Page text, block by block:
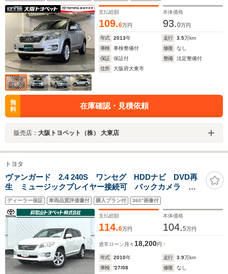
支払総額
109.6万円
本体価格
93.0万円
年式 2013年 走行 3.5万km
車検
車検整備付 修復
なし
保証
保証付 整備
法定整備付
住所
大阪府大東市
無
料
在庫確認・見積依頼
販売店： 大阪トヨペット（株） 大東店
トヨタ
ヴァンガード 2.4 240S ワンセグ HDDナビ DVD再
生 ミュージックプレイヤー接続可 バックカメラ
ETC HIDヘッドライト ワンオーナー 純正アルミホイ
ール
ディーラー保証 車両品質評価書付 購入プラン付 360°画像付
支払総額
114.6万円
本体価格
104.5万円
通常ローン 月々 18,200円
年式 2010年 走行 3.9万km
車検
'27/08 修復
なし